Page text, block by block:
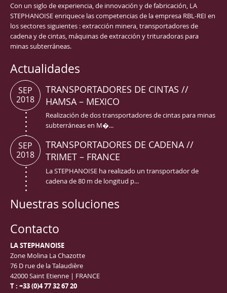
Con un siglo de experiencia, de innovación y de fabricación, LA
STEPHANOISE enriquece las competencias de la empresa RBL-REI en
los sectores siguientes : extracción minera, transportadores de
cadena y de cintas, máquinas de extracción y trituradoras para
minas subterráneas.
Actualidades
TRANSPORTADORES DE CINTAS //
HAMSA – MEXICO
Realización de dos transportadores de cintas para minas
subterráneas en M�...
SEP
2018
TRANSPORTADORES DE CADENA //
TRIMET – FRANCE
La STEPHANOISE ha realizado un transportador de
cadena de 80 m de longitud p...
SEP
2018
Nuestras soluciones
Contacto
LA STEPHANOISE
Zone Molina La Chazotte
76 D rue de la Talaudière
42000 Saint Etienne | FRANCE
T : +33 (0)4 77 32 67 20